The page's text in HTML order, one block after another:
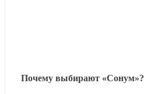
Почему выбирают «Сонум»?